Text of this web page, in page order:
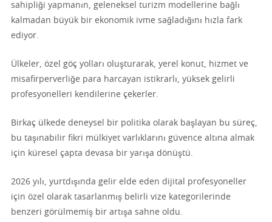
sahipliği yapmanın, geleneksel turizm modellerine bağlı
kalmadan büyük bir ekonomik ivme sağladığını hızla fark
ediyor.
Ülkeler, özel göç yolları oluşturarak, yerel konut, hizmet ve
misafirperverliğe para harcayan istikrarlı, yüksek gelirli
profesyonelleri kendilerine çekerler.
Birkaç ülkede deneysel bir politika olarak başlayan bu süreç,
bu taşınabilir fikri mülkiyet varlıklarını güvence altına almak
için küresel çapta devasa bir yarışa dönüştü.
2026 yılı, yurtdışında gelir elde eden dijital profesyoneller
için özel olarak tasarlanmış belirli vize kategorilerinde
benzeri görülmemiş bir artışa sahne oldu.